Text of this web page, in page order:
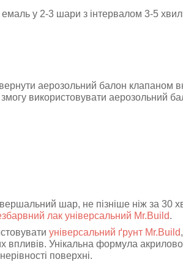
у 2-3 шари з інтервалом 3-5
аерозольний балон клапаном
використовувати аерозольний
шар, не пізніше ніж за 30
лак універсальний Mr.Build.
універсальний ґрунт Mr.Build
впливів. Унікальна формула
поверхні.